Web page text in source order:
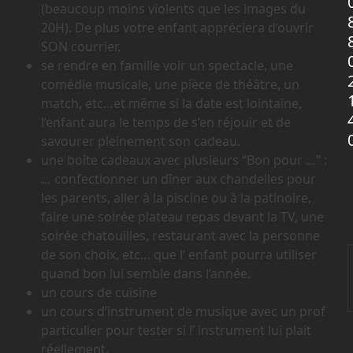
(beaucoup moins violents que les images du
20H). De plus votre enfant appréciera d’ouvrir
SON courrier.
se rendre en famille voir un spectacle, une
comédie musicale, une pièce de théâtre, un
match, etc…et même si la date est lointaine,
l’enfant aura le temps de s’en réjouir et de
savourer pleinement son cadeau.
une boîte cadeaux avec plusieurs “Bon pour …” :
… confectionner un dîner aux chandelles pour
les parents, aller à la piscine ou à la patinoire,
faire une soirée plateau repas devant la TV, une
soirée chatouilles, restaurant avec la personne
de son choix, etc… que l’ enfant pourra utiliser
quand bon lui semble dans l’année.
un cours de cuisine
un cours d’instrument de musique avec un prof
particulier pour tester si l’ instrument lui plait
réellement.